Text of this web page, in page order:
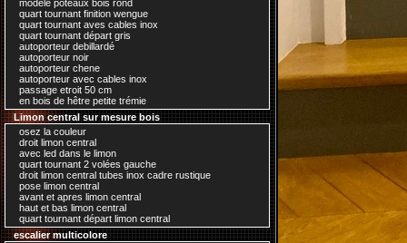
modele poteaux bois rond
quart tournant finition wengue
quart tournant aves cables inox
quart tournant départ gris
autoporteur debillardé
autoporteur noir
autoporteur chene
autoporteur avec cables inox
passage etroit 50 cm
en bois de hêtre petite trémie
Limon central sur mesure bois
osez la couleur
droit limon central
avec led dans le limon
quart tournant 2 volées gauche
droit limon central tubes inox cadre rustique
pose limon central
avant et apres limon central
haut et bas limon central
quart tournant départ limon central
escalier multicolore